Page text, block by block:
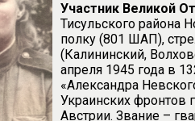
Участник Великой
Тисульского района
полку (801 ШАП),
(Калининский,
апреля 1945 года в
«Александра
Украинских фронтов
Австрии. Звание –